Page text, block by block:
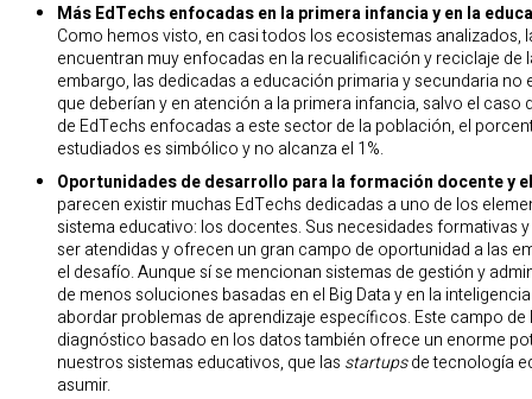
Más EdTechs enfocadas en la primera infancia y en la
Como hemos visto, en casi todos los ecosistemas analizados,
encuentran muy enfocadas en la recualificación y reciclaje de
embargo, las dedicadas a educación primaria y secundaria
que deberían y en atención a la primera infancia, salvo el caso
de EdTechs enfocadas a este sector de la población, el
estudiados es simbólico y no alcanza el 1%.
Oportunidades de desarrollo para la formación docente y
parecen existir muchas EdTechs dedicadas a uno de los
sistema educativo: los docentes. Sus necesidades formativas
ser atendidas y ofrecen un gran campo de oportunidad a las
el desafío. Aunque sí se mencionan sistemas de gestión y
de menos soluciones basadas en el Big Data y en la
abordar problemas de aprendizaje específicos. Este campo de
diagnóstico basado en los datos también ofrece un enorme
nuestros sistemas educativos, que las startupsde tecnología
asumir.